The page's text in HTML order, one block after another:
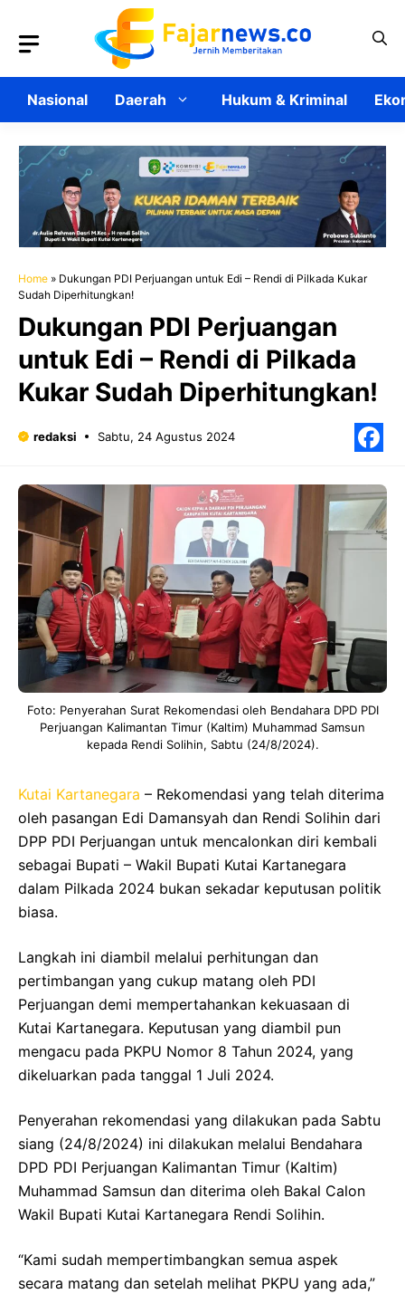
Nasional Daerah Hukum & Kriminal
Home » Dukungan PDI Perjuangan untuk Edi – Rendi di Pilkada Kukar
Sudah Diperhitungkan!
Dukungan PDI Perjuangan
untuk Edi – Rendi di Pilkada
Kukar Sudah Diperhitungkan!
redaksi Sabtu, 24 Agustus 2024
Foto: Penyerahan Surat Rekomendasi oleh Bendahara DPD PDI
Perjuangan Kalimantan Timur (Kaltim) Muhammad Samsun
kepada Rendi Solihin, Sabtu (24/8/2024).
Kutai Kartanegara – Rekomendasi yang telah diterima
oleh pasangan Edi Damansyah dan Rendi Solihin dari
DPP PDI Perjuangan untuk mencalonkan diri kembali
sebagai Bupati – Wakil Bupati Kutai Kartanegara
dalam Pilkada 2024 bukan sekadar keputusan politik
biasa.
Langkah ini diambil melalui perhitungan dan
pertimbangan yang cukup matang oleh PDI
Perjuangan demi mempertahankan kekuasaan di
Kutai Kartanegara. Keputusan yang diambil pun
mengacu pada PKPU Nomor 8 Tahun 2024, yang
dikeluarkan pada tanggal 1 Juli 2024.
Penyerahan rekomendasi yang dilakukan pada Sabtu
siang (24/8/2024) ini dilakukan melalui Bendahara
DPD PDI Perjuangan Kalimantan Timur (Kaltim)
Muhammad Samsun dan diterima oleh Bakal Calon
Wakil Bupati Kutai Kartanegara Rendi Solihin.
“Kami sudah mempertimbangkan semua aspek
secara matang dan setelah melihat PKPU yang ada,”